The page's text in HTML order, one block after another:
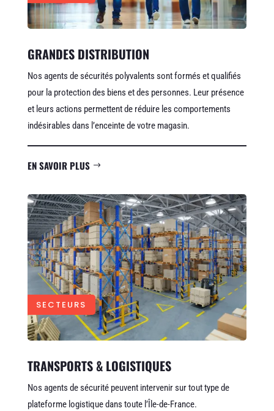
GRANDES DISTRIBUTION
Nos agents de sécurités polyvalents sont formés et qualifiés
pour la protection des biens et des personnes. Leur présence
et leurs actions permettent de réduire les comportements
indésirables dans l’enceinte de votre magasin.
EN SAVOIR PLUS
SECTEURS
TRANSPORTS & LOGISTIQUES
Nos agents de sécurité peuvent intervenir sur tout type de
plateforme logistique dans toute l’Île-de-France.